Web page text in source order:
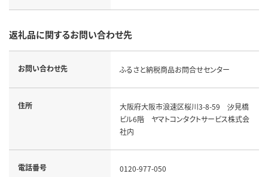
返礼品に関するお問い合わせ先
お問い合わせ先 ふるさと納税商品お問合せセンター
住所
大阪府大阪市浪速区桜川3-8-59 汐見橋
ビル6階 ヤマトコンタクトサービス株式会
社内
電話番号 0120-977-050